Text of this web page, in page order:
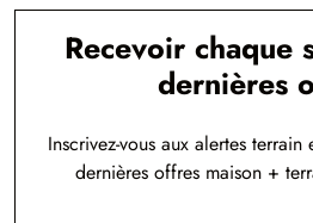
Recevoir chaque
dernières
Inscrivez-vous aux alertes
dernières offres maison +